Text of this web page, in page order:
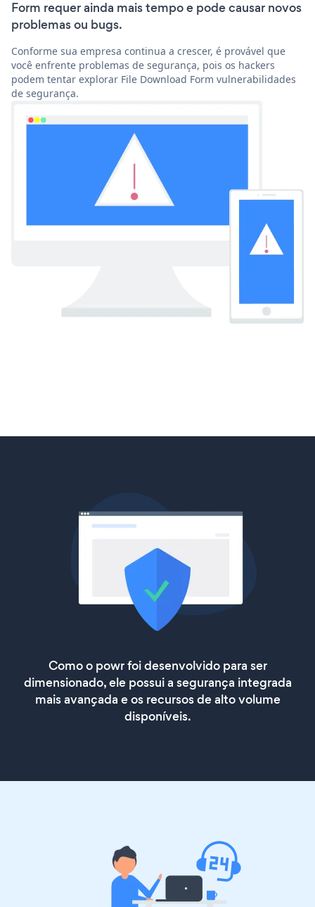
Form requer ainda mais tempo e pode causar novos
problemas ou bugs.
Conforme sua empresa continua a crescer, é provável que
você enfrente problemas de segurança, pois os hackers
podem tentar explorar File Download Form vulnerabilidades
de segurança.
Como o powr foi desenvolvido para ser
dimensionado, ele possui a segurança integrada
mais avançada e os recursos de alto volume
disponíveis.